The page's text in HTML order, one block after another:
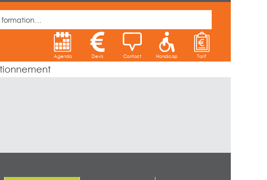
Agenda Devis Contact Handicap Tarif